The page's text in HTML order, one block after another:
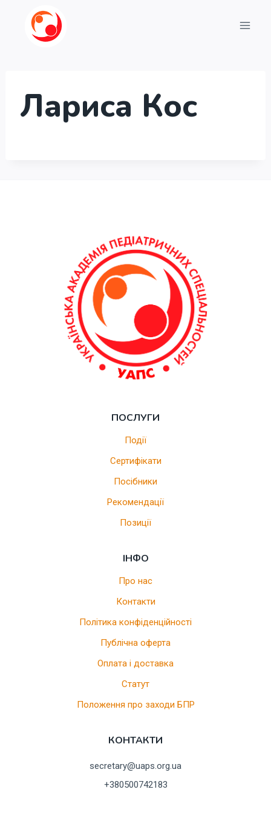
Перейти
Лариса Кос
ПОСЛУГИ
Події
Сертифікати
Посібники
Рекомендації
Позиції
ІНФО
Про нас
Контакти
Політика конфіденційності
Публічна оферта
Оплата і доставка
Статут
Положення про заходи БПР
КОНТАКТИ
secretary@uaps.org.ua
+380500742183